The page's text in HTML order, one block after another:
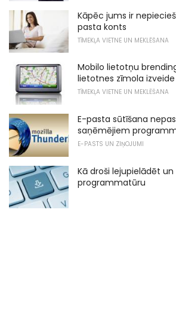
Kāpēc jums ir
pasta konts
TĪMEKĻA VIETNE UN MEKLĒŠANA
Mobilo lietotņu
lietotnes zīmola izveide
TĪMEKĻA VIETNE UN MEKLĒŠANA
E-pasta sūtīšana
saņēmējiem
E-PASTS UN ZIŅOJUMI
Kā droši lejupielādēt
programmatūru